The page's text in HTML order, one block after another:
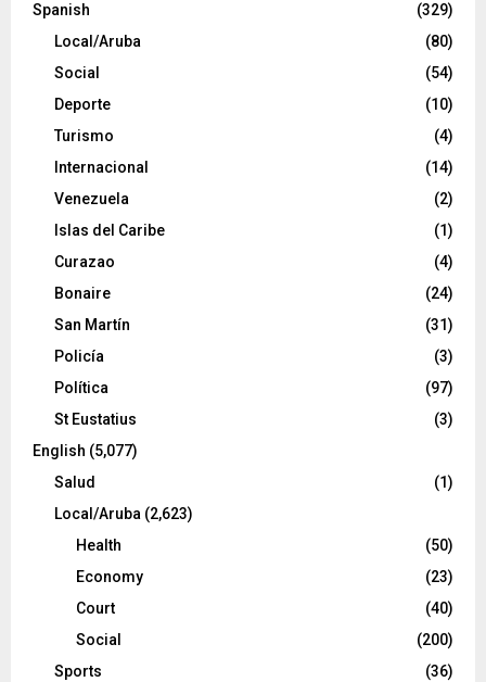
Spanish
(329)
Local/Aruba
(80)
Social
(54)
Deporte
(10)
Turismo
(4)
Internacional
(14)
Venezuela
(2)
Islas del Caribe
(1)
Curazao
(4)
Bonaire
(24)
San Martín
(31)
Policía
(3)
Política
(97)
St Eustatius
(3)
English (5,077)
Salud
(1)
Local/Aruba (2,623)
Health
(50)
Economy
(23)
Court
(40)
Social
(200)
Sports
(36)